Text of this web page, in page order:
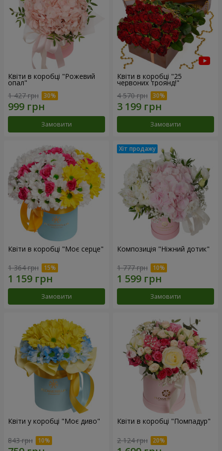
Квіти в коробці "Рожевий
опал"
1 427 грн
Замовити
Квіти в коробці "25
червоних троянд!"
4 570 грн
Замовити
Квіти в коробці "Моє серце"
1 364 грн
Замовити
Композиція "Ніжний дотик"
1 777 грн
Замовити
Квіти у коробці "Моє диво"
843 грн
Квіти в коробці "Помпадур"
2 124 грн